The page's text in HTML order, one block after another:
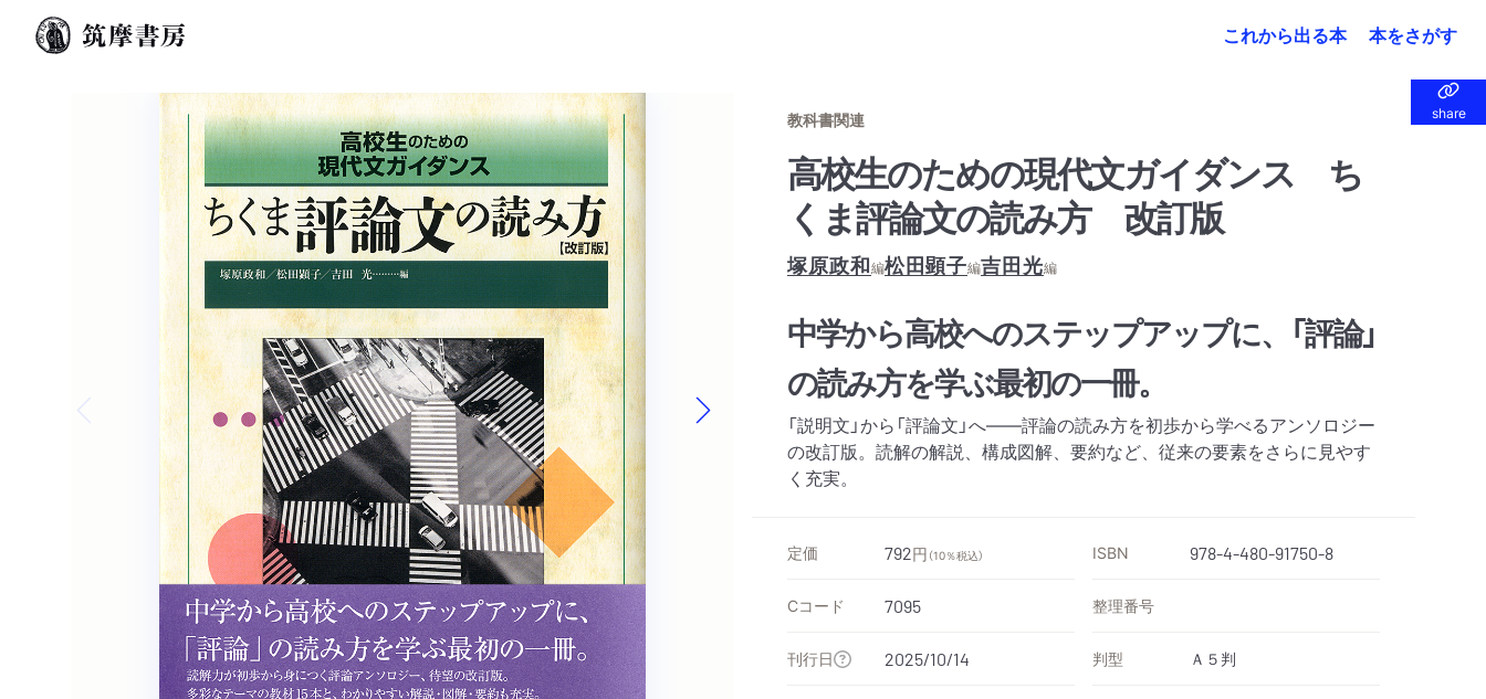
これから出る本 本をさがす
share
share
Previous slide
教科書関連
高校生のための現代文ガイダンス ち
くま評論文の読み方 改訂版
塚原政和編松田顕子編吉田光編
中学から高校へのステップアップに、「評論」
の読み方を学ぶ最初の一冊。
「説明文」から「評論文」へ――評論の読み方を初歩から学べるアンソロジー
の改訂版。読解の解説、構成図解、要約など、従来の要素をさらに見やす
く充実。
定価 792円 （10％税込） ISBN 978-4-480-91750-8
Cコード 7095 整理番号
刊行日 2025/10/14 判型 Ａ５判